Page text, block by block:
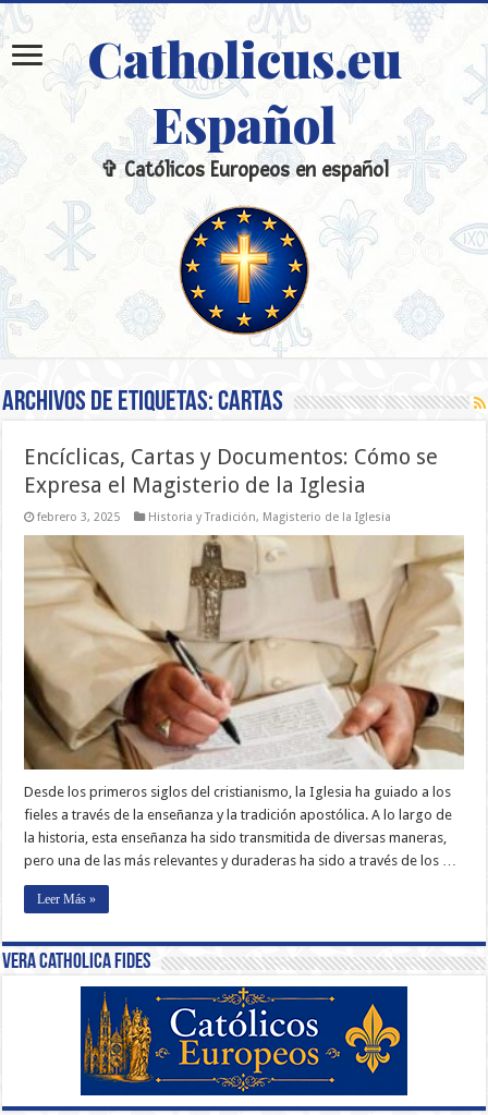
Catholicus.eu
Español
✞ Católicos Europeos en español
Archivos de etiquetas:Cartas
Encíclicas, Cartas y Documentos: Cómo se
Expresa el Magisterio de la Iglesia
febrero 3, 2025 Historia y Tradición, Magisterio de la Iglesia
Desde los primeros siglos del cristianismo, la Iglesia ha guiado a los
fieles a través de la enseñanza y la tradición apostólica. A lo largo de
la historia, esta enseñanza ha sido transmitida de diversas maneras,
pero una de las más relevantes y duraderas ha sido a través de los …
Leer Más »
Vera Catholica Fides